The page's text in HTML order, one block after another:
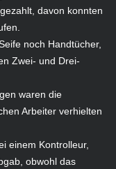
davon konnten
noch Handtücher,
Zwei- und Drei-
waren die
Arbeiter verhielten
einem Kontrolleur,
obwohl das